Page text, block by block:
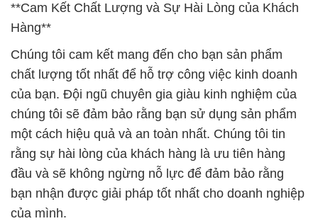
**Cam Kết Chất Lượng và Sự Hài Lòng của Khách
Hàng**
Chúng tôi cam kết mang đến cho bạn sản phẩm
chất lượng tốt nhất để hỗ trợ công việc kinh doanh
của bạn. Đội ngũ chuyên gia giàu kinh nghiệm của
chúng tôi sẽ đảm bảo rằng bạn sử dụng sản phẩm
một cách hiệu quả và an toàn nhất. Chúng tôi tin
rằng sự hài lòng của khách hàng là ưu tiên hàng
đầu và sẽ không ngừng nỗ lực để đảm bảo rằng
bạn nhận được giải pháp tốt nhất cho doanh nghiệp
của mình.